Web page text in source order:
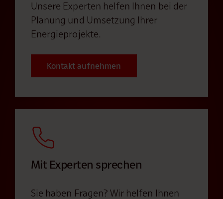
Unsere Experten helfen Ihnen bei der
Planung und Umsetzung Ihrer
Energieprojekte.
Kontakt aufnehmen
Mit Experten sprechen
Sie haben Fragen? Wir helfen Ihnen